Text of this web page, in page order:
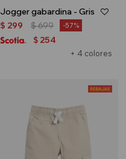
Jogger gabardina - Gris
+ 4 colores
$ 299 $699 57
$ 254